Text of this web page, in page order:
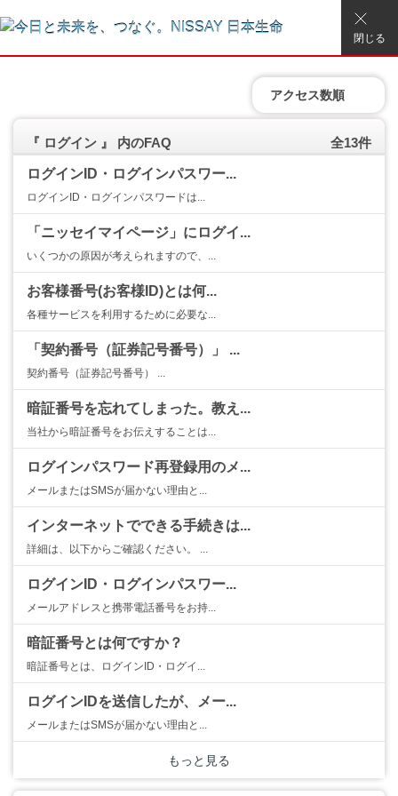
閉じる
アクセス数順
『 ログイン 』 内のFAQ 全13件
ログインID・ログインパスワー...
ログインID・ログインパスワードは...
「ニッセイマイページ」にログイ...
いくつかの原因が考えられますので、...
お客様番号(お客様ID)とは何...
各種サービスを利用するために必要な...
「契約番号（証券記号番号）」 ...
契約番号（証券記号番号） ...
暗証番号を忘れてしまった。教え...
当社から暗証番号をお伝えすることは...
ログインパスワード再登録用のメ...
メールまたはSMSが届かない理由と...
インターネットでできる手続きは...
詳細は、以下からご確認ください。 ...
ログインID・ログインパスワー...
メールアドレスと携帯電話番号をお持...
暗証番号とは何ですか？
暗証番号とは、ログインID・ログイ...
ログインIDを送信したが、メー...
メールまたはSMSが届かない理由と...
もっと見る